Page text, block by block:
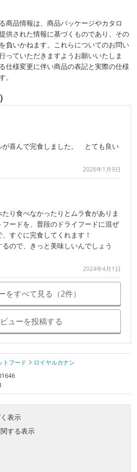
商品情報は、商品パッケージやカタロ
供された情報に基づくものであり、その
負いかねます。これらについてのお問い
っていただきますようお願いいたしま
仕様変更に伴い商品の表記と実際の仕様
。
が喜んで完食しました。 とても良い
2026年1月9日
たり食べなかったりとムラ食がありま
フードを、普段のドライフードに混ぜ
すぐに完食してくれます！
ので、きっと美味しいんでしょう
2024年4月1日
をすべて見る（2件）
ューを投稿する
トフード
ロイヤルカナン
表示
する表示